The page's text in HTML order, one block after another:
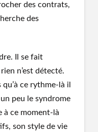
des contrats,
des
Il se fait
n’est détecté.
ce rythme-là il
peu le syndrome
à ce moment-là
son style de vie